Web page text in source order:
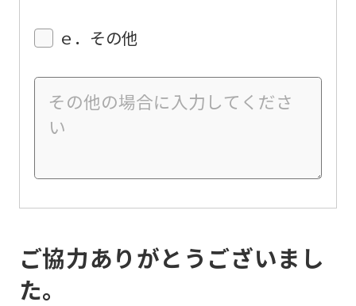
ｅ．その他
ご協力ありがとうございまし
た。